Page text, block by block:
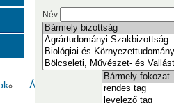
Akadémikusok Nem akadémikus
Állandó meghívottak
Név